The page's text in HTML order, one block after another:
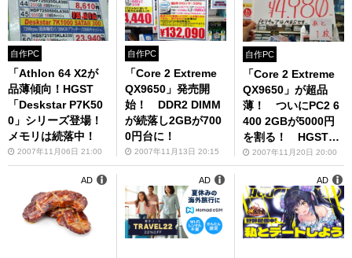
自作PC
「Athlon 64 X2が
品薄傾向！HGST
「Deskstar P7K50
0」シリーズ登場！
メモリは続落中！
2007年11月06日 21:00
自作PC
「Core 2 Extreme
QX9650」発売開
始！ DDR2 DIMM
が続落し2GBが700
0円台に！
2007年11月13日 20:15
自作PC
「Core 2 Extreme
QX9650」が超品
薄！ ついにPC2 6
400 2GBが5000円
を割る！ HGSTが
品薄！
2007年11月20日 20:00
AD AD AD